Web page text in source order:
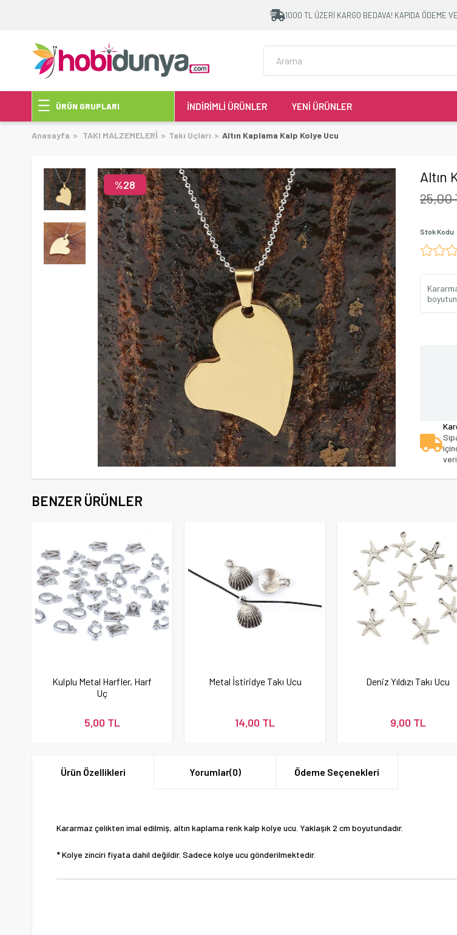
1000 TL ÜZERİ KARGO BEDAVA! KAPIDA ÖDEME
ÜRÜN GRUPLARI İNDİRİMLİ ÜRÜNLER YENİ ÜRÜNLER
Anasayfa TAKI MALZEMELERİ Takı Uçları Altın Kaplama Kalp Kolye Ucu
28 Altın
25,00
Stok Kodu
BENZER ÜRÜNLER
Kulplu Metal Harfler, Harf
Uç
5,00 TL
Metal İstiridye Takı Ucu
14,00 TL
Deniz Yıldızı Takı Ucu
9,00 TL
Ürün Özellikleri Yorumlar(0) Ödeme Seçenekleri
Kararmaz çelikten imal edilmiş, altın kaplama renk kalp kolye ucu. Yaklaşık 2 cm boyutundadır.
* Kolye zinciri fiyata dahil değildir. Sadece kolye ucu gönderilmektedir.